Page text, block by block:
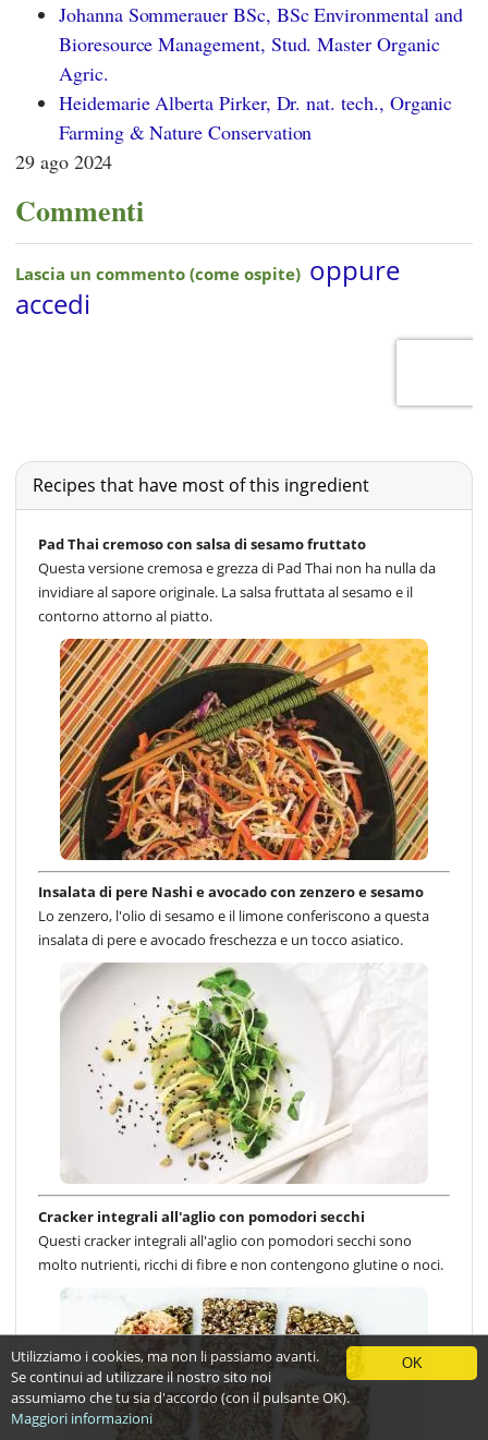
Johanna Sommerauer BSc, BSc Environmental and
Bioresource Management, Stud. Master Organic
Agric.
Heidemarie Alberta Pirker, Dr. nat. tech., Organic
Farming & Nature Conservation
29 ago 2024
Commenti
Recipes that have most of this ingredient
Pad Thai cremoso con salsa di sesamo fruttato
Questa versione cremosa e grezza di Pad Thai non ha nulla da
invidiare al sapore originale. La salsa fruttata al sesamo e il
contorno attorno al piatto.
Insalata di pere Nashi e avocado con zenzero e sesamo
Lo zenzero, l'olio di sesamo e il limone conferiscono a questa
insalata di pere e avocado freschezza e un tocco asiatico.
Cracker integrali all'aglio con pomodori secchi
Questi cracker integrali all'aglio con pomodori secchi sono
molto nutrienti, ricchi di fibre e non contengono glutine o noci.
OK
Utilizziamo i cookies, ma non li passiamo avanti.
Se continui ad utilizzare il nostro sito noi
assumiamo che tu sia d'accordo (con il pulsante OK).
Maggiori informazioni